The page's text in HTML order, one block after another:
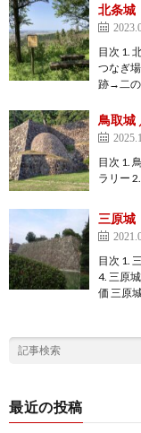
北条城
目次 1.
つなぎ
跡→二
鳥取城
目次 1.
ラリー
三原城
目次 1.
4. 三原
価 三原
最近の投稿